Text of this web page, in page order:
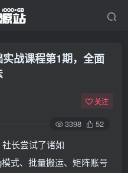
战课程第1期，全面
关注
3398 52
长尝试了诸如
式、批量搬运、矩阵账号